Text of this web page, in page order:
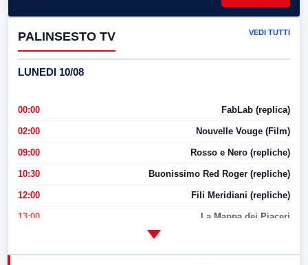
PALINSESTO TV VEDI TUTTI
LUNEDI 10/08
00:00 FabLab (replica)
02:00 Nouvelle Vouge (Film)
09:00 Rosso e Nero (repliche)
10:30 Buonissimo Red Roger (repliche)
12:00 Fili Meridiani (repliche)
13:00 La Mappa dei Piaceri